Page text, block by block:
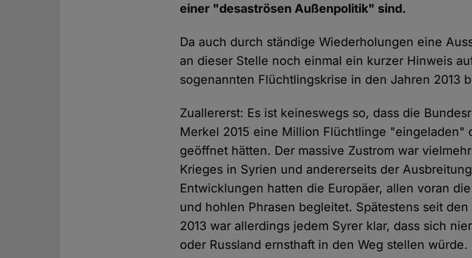
einer "desaströsen Außenpolitik" sind.
Da auch durch ständige Wiederholungen eine
an dieser Stelle noch einmal ein kurzer Hinweis
sogenannten Flüchtlingskrise in den Jahren 2013
Zuallererst: Es ist keineswegs so, dass die
Merkel 2015 eine Million Flüchtlinge "eingeladen"
geöffnet hätten. Der massive Zustrom war
Krieges in Syrien und andererseits der
Entwicklungen hatten die Europäer, allen voran
und hohlen Phrasen begleitet. Spätestens seit
2013 war allerdings jedem Syrer klar, dass sich
oder Russland ernsthaft in den Weg stellen